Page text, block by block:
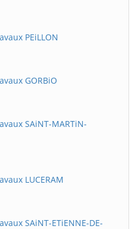
PEiLLON
GORBiO
SAiNT-MARTiN-
LUCERAM
SAiNT-ETiENNE-DE-